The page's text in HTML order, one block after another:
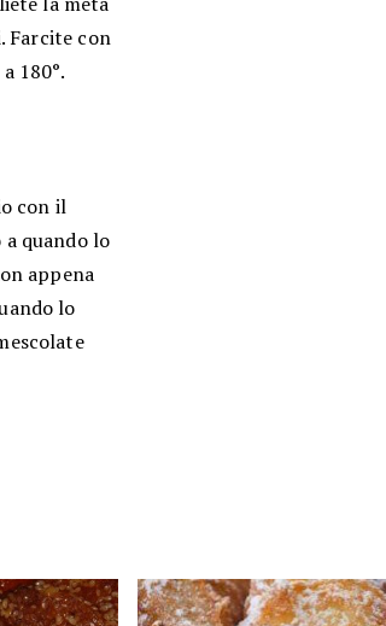
Farcite con
180°.
con il
quando lo
appena
lo